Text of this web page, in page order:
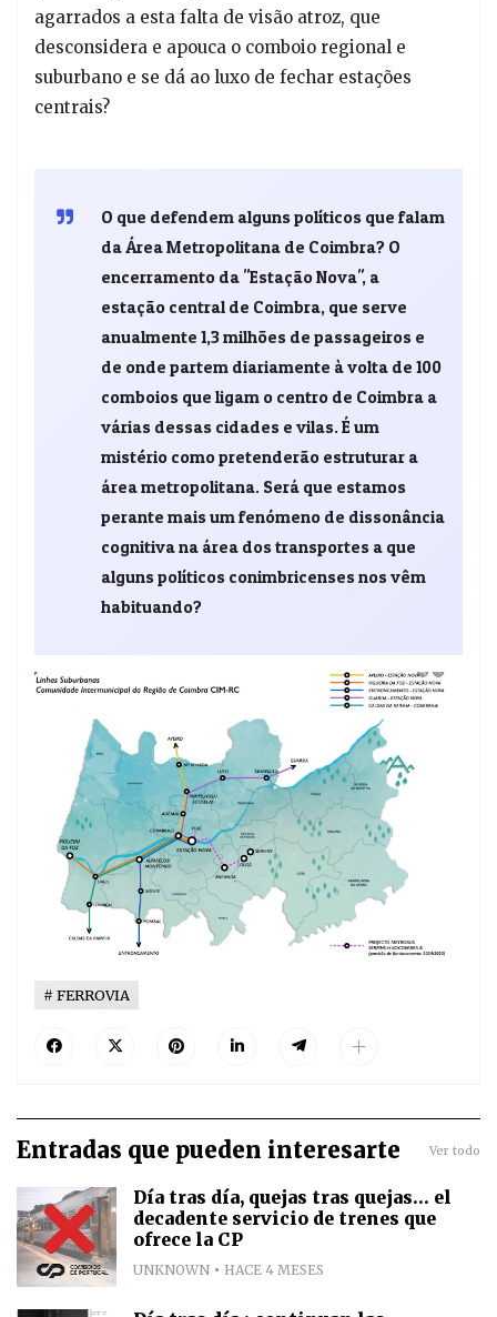
agarrados a esta falta de visão atroz, que
desconsidera e apouca o comboio regional e
suburbano e se dá ao luxo de fechar estações
centrais?
O que defendem alguns políticos que falam
da Área Metropolitana de Coimbra? O
encerramento da "Estação Nova", a
estação central de Coimbra, que serve
anualmente 1,3 milhões de passageiros e
de onde partem diariamente à volta de 100
comboios que ligam o centro de Coimbra a
várias dessas cidades e vilas. É um
mistério como pretenderão estruturar a
área metropolitana. Será que estamos
perante mais um fenómeno de dissonância
cognitiva na área dos transportes a que
alguns políticos conimbricenses nos vêm
habituando?
FERROVIA
Entradas que pueden interesarte Ver todo
Día tras día, quejas tras quejas... el
decadente servicio de trenes que
ofrece la CP
UNKNOWN HACE 4 MESES